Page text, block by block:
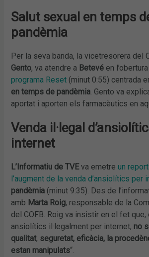
Salut sexual en temps
pandèmia
Per la seva banda, la vicetresorera del
Gento, va atendre a Betevé en
programa Reset (minut 0:55) centrada
en temps de pandèmia . Gento va
aportat i aporten els farmacèutics en
Venda il·legal
internet
L’Informatiu de TVEva emetreun
l’augment de la venda d’ansiolítics per
pandèmia (minut 9:35). Des de
amb Marta Roig, responsable de la
del COFB. Roig va insistir en el fet que,
ansiolítics il·legalment per internet, no
qualitat, seguretat, eficàcia, la
estan manipulats“.